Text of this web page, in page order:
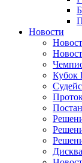
Новости